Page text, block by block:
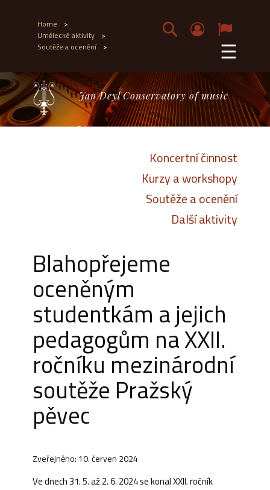
Home >
Umělecké aktivity >
Soutěže a ocenění > ☰
Jan Deyl Conservatory of music
Koncertní činnost
Kurzy a workshopy
Soutěže a ocenění
Další aktivity
Blahopřejeme
oceněným
studentkám a jejich
pedagogům na XXII.
ročníku mezinárodní
soutěže Pražský
pěvec
Zveřejněno: 10. červen 2024
Ve dnech 31. 5. až 2. 6. 2024 se konal XXII. ročník